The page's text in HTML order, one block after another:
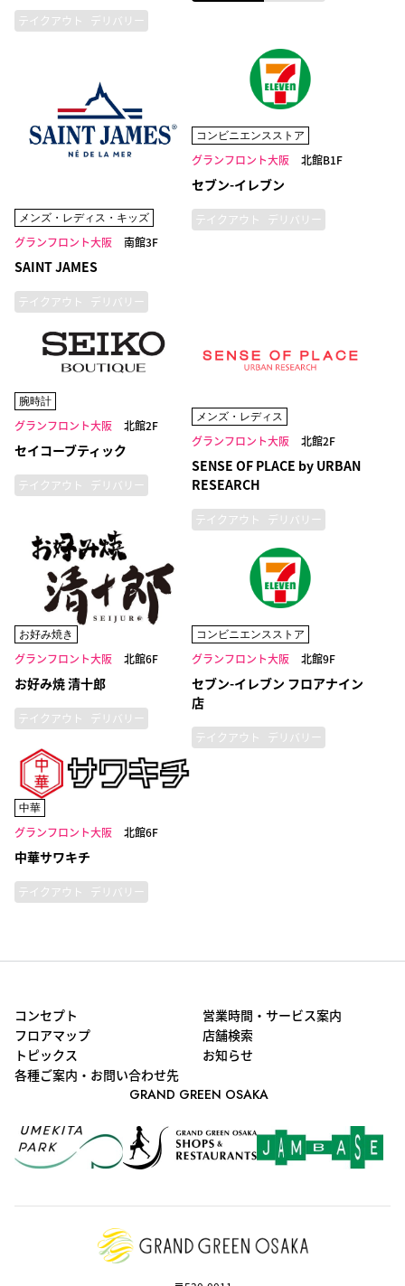
テイクアウト デリバリー
メンズ・レディス・キッズ
グランフロント大阪 南館3F
SAINT JAMES
テイクアウト デリバリー
コンビニエンスストア
グランフロント大阪 北館B1F
セブン-イレブン
テイクアウト デリバリー
腕時計
グランフロント大阪 北館2F
セイコーブティック
テイクアウト デリバリー
メンズ・レディス
グランフロント大阪 北館2F
SENSE OF PLACE by URBAN
RESEARCH
テイクアウト デリバリー
お好み焼き
グランフロント大阪 北館6F
お好み焼 清十郎
テイクアウト デリバリー
コンビニエンスストア
グランフロント大阪 北館9F
セブン-イレブン フロアナイン
店
テイクアウト デリバリー
中華
グランフロント大阪 北館6F
中華サワキチ
テイクアウト デリバリー
コンセプト
営業時間・サービス案内
フロアマップ
店舗検索
トピックス
お知らせ
各種ご案内・お問い合わせ先
GRAND GREEN OSAKA